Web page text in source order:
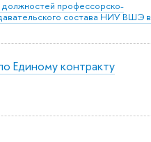
профессорско-
состава НИУ ВШЭ в
Единому контракту